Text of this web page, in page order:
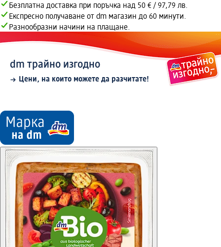
Безплатна доставка при поръчка над 50 € / 97,79 лв.
Експресно получаване от dm магазин до 60 минути.
Разнообразни начини на плащане.
dm трайно изгодно
Цени, на които можете да разчитате!